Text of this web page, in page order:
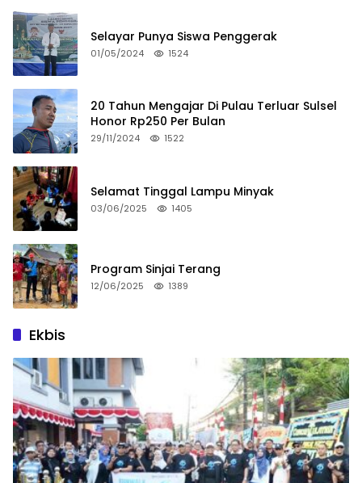
Selayar Punya Siswa Penggerak
01/05/2024 1524
20 Tahun Mengajar Di Pulau Terluar Sulsel
Honor Rp250 Per Bulan
29/11/2024 1522
Selamat Tinggal Lampu Minyak
03/06/2025 1405
Program Sinjai Terang
12/06/2025 1389
Ekbis